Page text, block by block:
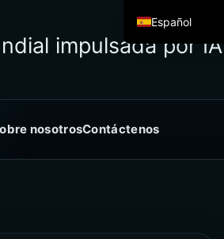
impulsada por
nosotrosContáctenos
Español
English
Français
Italiano
简体中文